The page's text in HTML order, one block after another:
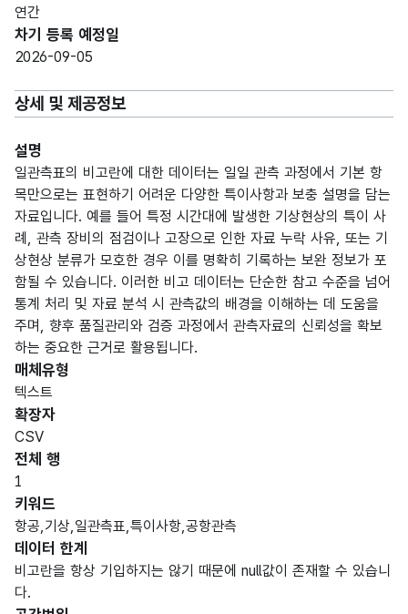
연간
차기 등록 예정일
2026-09-05
상세 및 제공정보
설명
일관측표의 비고란에 대한 데이터는 일일 관측 과정에서 기본 항
목만으로는 표현하기 어려운 다양한 특이사항과 보충 설명을 담는
자료입니다. 예를 들어 특정 시간대에 발생한 기상현상의 특이 사
례, 관측 장비의 점검이나 고장으로 인한 자료 누락 사유, 또는 기
상현상 분류가 모호한 경우 이를 명확히 기록하는 보완 정보가 포
함될 수 있습니다. 이러한 비고 데이터는 단순한 참고 수준을 넘어
통계 처리 및 자료 분석 시 관측값의 배경을 이해하는 데 도움을
주며, 향후 품질관리와 검증 과정에서 관측자료의 신뢰성을 확보
하는 중요한 근거로 활용됩니다.
매체유형
텍스트
확장자
CSV
전체 행
1
키워드
항공,기상,일관측표,특이사항,공항관측
데이터 한계
비고란을 항상 기입하지는 않기 때문에 null값이 존재할 수 있습니
다.